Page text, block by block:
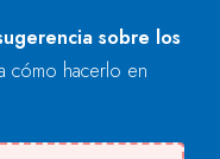
sobre los
cómo hacerlo en